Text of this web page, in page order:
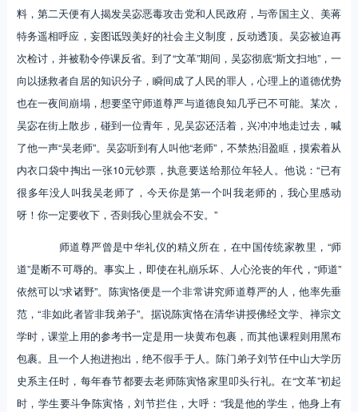
料，第二天便有人揭发吴宓恶毒攻击党和人民政府，与帝国主义、美蒋
特务遥相呼应，妄图诋毁美好的社会主义制度，反动透顶。吴宓被迫再
次检讨，并被勒令停课反省。到了“文革”期间，吴宓彻底“斯文扫地”，一
向以拯救者自居的知识分子，瞬间成了人民的罪人，心理上的道德优势
也在一夜间崩塌，想要坚守师道尊严与道德良知几乎已不可能。某次，
吴宓在街上散步，碰到一位青年，见吴宓还活着，兴冲冲地走过去，喊
了他一声“吴老师”。吴宓听到有人叫他“老师”，不禁热泪盈眶，摸索着从
内衣口袋中掏出一张10元钞票，执意要送给那位年轻人。他说：“已有
很多年没人叫我吴老师了，今天你是第一个叫我老师的，我心里感动
呀！你一定要收下，否则我心里就会不安。”
师道尊严曾是中华礼仪的精义所在，在中国传统家教里，“师
道”是断不可辱的。事实上，即使在礼崩乐坏、人心沦丧的年代，“师道”
依然可以“求诸野”。陈寅恪便是一个非常讲究师道尊严的人，他率先垂
范，“非如此者皆非我弟子”。据说陈寅恪在清华讲授佛经文学、禅宗文
学时，课堂上用的参考书一定是用一块黄布包裹，而其他课程则用黑布
包裹。且一个人抱进抱出，绝不假手于人。陈门弟子刘节任中山大学历
史系主任时，每年春节都要去老师陈寅恪家里叩头行礼。在“文革”初起
时，学生要斗争陈寅恪，刘节拦住，大呼：“我是他的学生，他身上有